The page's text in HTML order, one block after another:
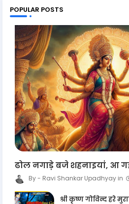
POPULAR POSTS
ढोल नगाड़े बजे शहनाइयां, आ
Ravi Shankar Upadhyay
श्री कृष्ण गोविन्द हरे